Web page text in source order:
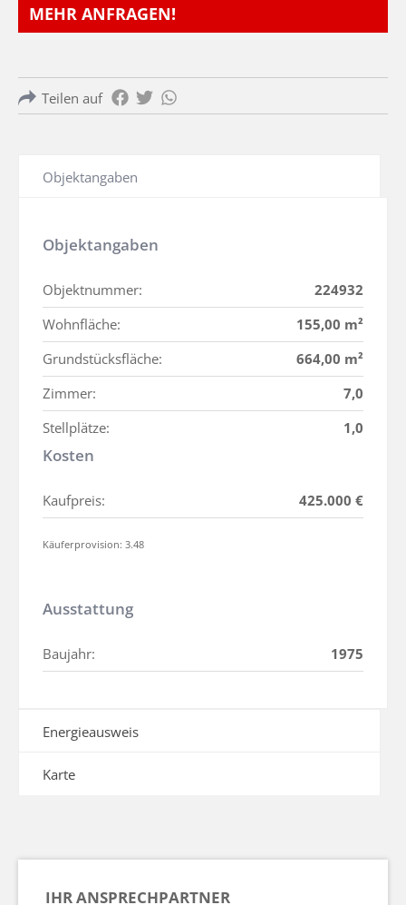
MEHR ANFRAGEN!
Teilen auf
Objektangaben
Objektangaben
Objektnummer:
224932
Wohnfläche:
155,00 m²
Grundstücksfläche:
664,00 m²
Zimmer:
7,0
Stellplätze:
1,0
Kosten
Kaufpreis: 425.000 €
Käuferprovision: 3.48
Ausstattung
Baujahr: 1975
Energieausweis
Karte
IHR ANSPRECHPARTNER